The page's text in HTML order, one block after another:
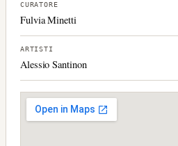
CURATORE
Fulvia Minetti
ARTISTI
Alessio Santinon